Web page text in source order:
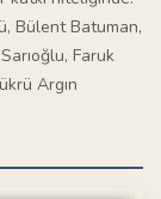
Bülent Batuman,
Faruk
Argın